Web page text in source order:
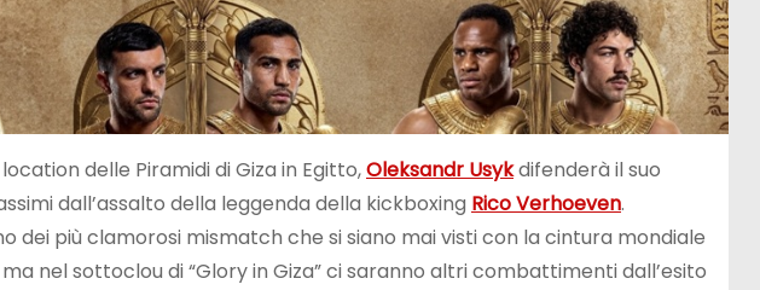
delle Piramidi di Giza in Egitto,Oleksandr Usykdifenderà il suo
dall’assalto della leggenda della kickboxing Rico Verhoeven.
dei più clamorosi mismatch che si siano mai visti con la cintura mondiale
nel sottoclou di “Glory in Giza” ci saranno altri combattimenti dall’esito